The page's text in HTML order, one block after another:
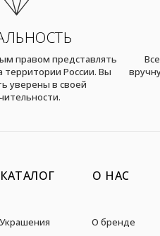
правом представлять
территории России. Вы
уверены в своей
КАТАЛОГ
Украшения
О НАС
О бренде